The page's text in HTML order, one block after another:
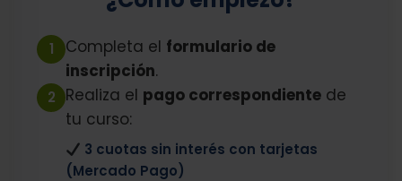
1 Completa el formulario de
inscripción.
2 Realiza el pago correspondiente de
tu curso:
3 cuotas sin interés con tarjetas
(Mercado Pago)